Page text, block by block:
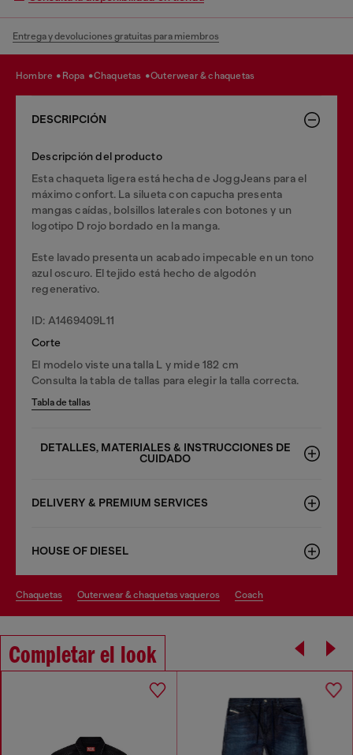
Entrega y devoluciones gratuitas para miembros
hombre ropa chaquetas outerwear & chaquetas
DESCRIPCIÓN
Descripción del producto
Esta chaqueta ligera está hecha de JoggJeans para el
máximo confort. La silueta con capucha presenta
mangas caídas, bolsillos laterales con botones y un
logotipo D rojo bordado en la manga.
Este lavado presenta un acabado impecable en un tono
azul oscuro. El tejido está hecho de algodón
regenerativo.
ID: A1469409L11
Corte
El modelo viste una talla L y mide 182 cm
Consulta la tabla de tallas para elegir la talla correcta.
Tabla de tallas
DETALLES, MATERIALES & INSTRUCCIONES DE
CUIDADO
DELIVERY & PREMIUM SERVICES
HOUSE OF DIESEL
chaquetas outerwear & chaquetas vaqueros coach
Completar el look